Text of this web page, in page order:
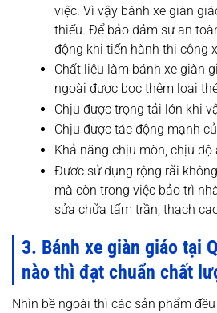
việc. Vì vậy bánh xe giàn
thiếu. Để bảo đảm sự an
động khi tiến hành thi công
Chất liệu làm bánh xe giàn
ngoài được bọc thêm loại
Chịu được trọng tải lớn khi
Chịu được tác động mạnh
Khả năng chịu mòn, chịu
Được sử dụng rộng rãi
mà còn trong việc bảo trì
sửa chữa tấm trần, thạch
3. Bánh xe giàn giáo tại
nào thì đạt chuẩn chất
Nhìn bề ngoài thì các sản phẩm